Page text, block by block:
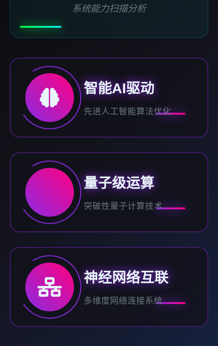
系统能力扫描分析
智能AI驱动
先进人工智能算法优化
量子级运算
突破性量子计算技术
神经网络互联
多维度网络连接系统